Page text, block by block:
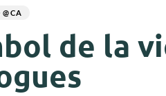
de la